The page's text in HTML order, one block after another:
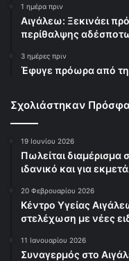
1 ημέρα πριν
Αιγάλεω: Ξεκινάει
περίθαλψης
3 ημέρες πριν
Έφυγε πρόωρα από
Σχολιάστηκαν
19 Ιουνίου 2026
Πωλείται διαμέρισμα
ιδανικό και για
20 Φεβρουαρίου 2026
Κέντρο Υγείας
στελέχωση με νέες
11 Ιανουαρίου 2026
Συναγερμός στο